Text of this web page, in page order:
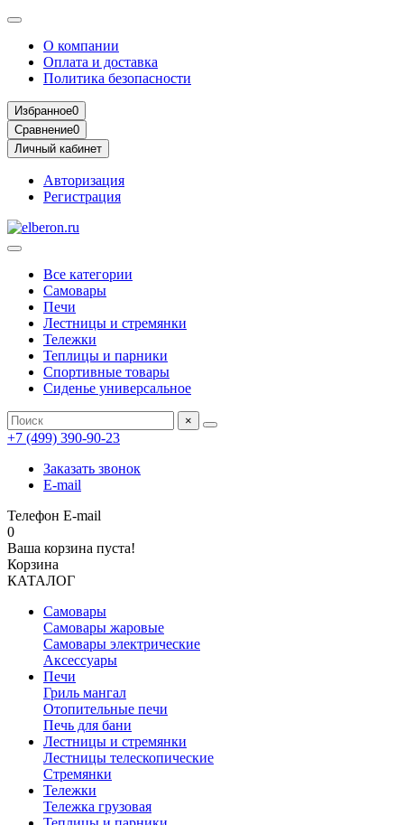
О компании
Оплата и доставка
Политика безопасности
Избранное0
Сравнение0
Личный кабинет
Авторизация
Регистрация
Все категории
Самовары
Печи
Лестницы и стремянки
Тележки
Теплицы и парники
Спортивные товары
Сиденье универсальное
×
+7 (499) 390‑90‑23
Заказать звонок
E-mail
Телефон E-mail
0
Ваша корзина пуста!
Корзина
КАТАЛОГ
Самовары
Самовары жаровые
Самовары электрические
Аксессуары
Печи
Гриль мангал
Отопительные печи
Печь для бани
Лестницы и стремянки
Лестницы телескопические
Стремянки
Тележки
Тележка грузовая